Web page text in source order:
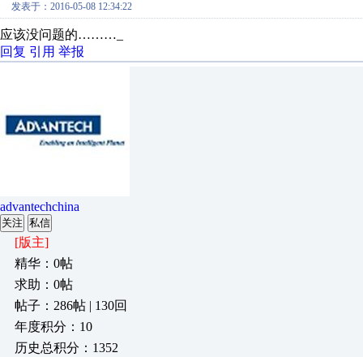
发表于：2016-05-08 12:34:22
应该没问题的………_
回复 引用 举报
advantechchina
关注 私信
[版主]
精华：0帖
求助：0帖
帖子：286帖 | 130回
年度积分：10
历史总积分：1352